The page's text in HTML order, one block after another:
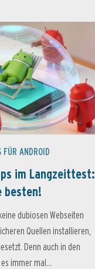
ANDROID
im Langzeittest:
besten!
dubiosen Webseiten
Quellen installieren,
Denn auch in den
immer mal...